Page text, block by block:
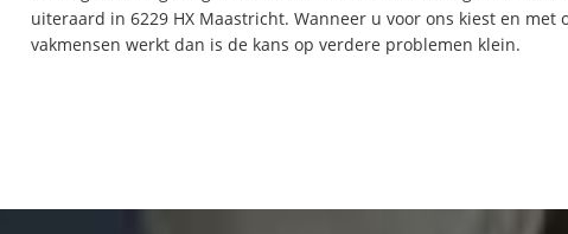
uiteraard in 6229 HX Maastricht. Wanneer u voor ons kiest en met
vakmensen werkt dan is de kans op verdere problemen klein.